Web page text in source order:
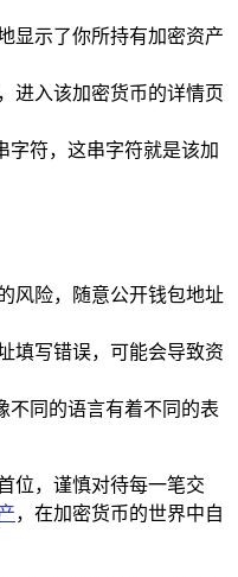
显示了你所持有加密资产
进入该加密货币的详情页
字符，这串字符就是该加
风险，随意公开钱包地址
填写错误，可能会导致资
不同的语言有着不同的表
位，谨慎对待每一笔交
，在加密货币的世界中自